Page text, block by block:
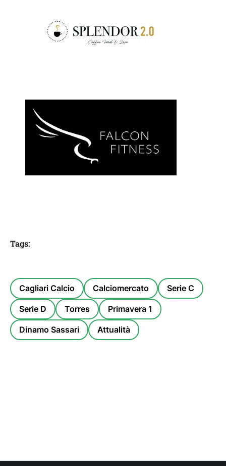
Tags:
Cagliari Calcio Calciomercato Serie C
Serie D Torres Primavera 1
Dinamo Sassari Attualità